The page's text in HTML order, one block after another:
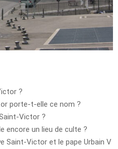
?
porte-t-elle ce nom ?
Victor ?
encore un lieu de culte ?
Saint-Victor et le pape Urbain V